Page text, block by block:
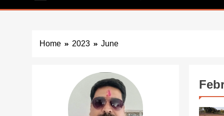
Home 2023 June